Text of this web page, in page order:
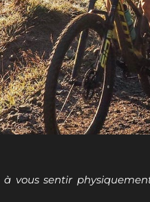
vous sentir